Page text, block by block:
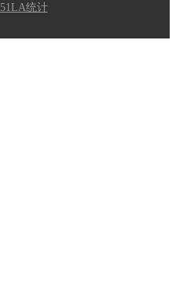
51LA统计